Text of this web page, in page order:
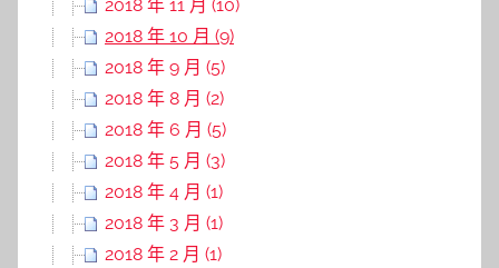
2018 年 11 月 (10)
2018 年 10 月 (9)
2018 年 9 月 (5)
2018 年 8 月 (2)
2018 年 6 月 (5)
2018 年 5 月 (3)
2018 年 4 月 (1)
2018 年 3 月 (1)
2018 年 2 月 (1)